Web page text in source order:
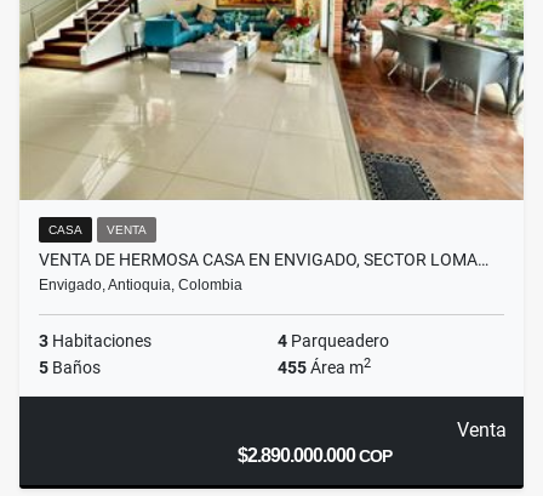
CASA VENTA
VENTA DE HERMOSA CASA EN ENVIGADO, SECTOR LOMA…
Envigado, Antioquia, Colombia
3 Habitaciones 4 Parqueadero
5 Baños 455Área m2
Venta
$2.890.000.000COP